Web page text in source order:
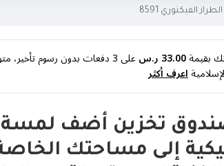
8591
بقيمة33.00 ر.س على3دفعات بدون رسوم تأخير،
اعرف أكثر
تخزين أضف لمسة
إلى مساحتك